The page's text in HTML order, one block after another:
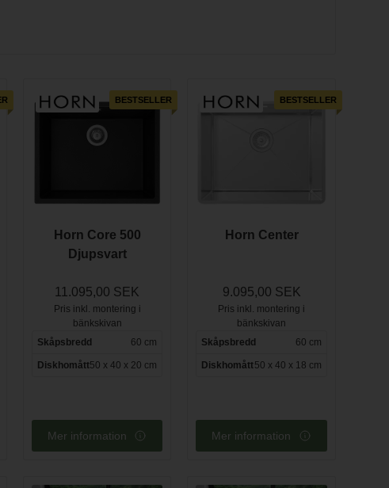
Horn Core 500
Djupsvart
11.095,00 SEK
Pris inkl. montering i
bänkskivan
Skåpsbredd
60 cm
Diskhomått50 x 40 x 20 cm
Mer information
BESTSELLER
Horn Center
9.095,00 SEK
Pris inkl. montering i
bänkskivan
Skåpsbredd
60 cm
Diskhomått50 x 40 x 18 cm
Mer information
BESTSELLER